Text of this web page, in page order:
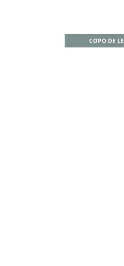
COPO DE